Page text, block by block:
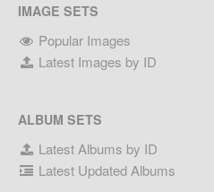
IMAGE SETS
Popular Images
Latest Images by ID
ALBUM SETS
Latest Albums by ID
Latest Updated Albums